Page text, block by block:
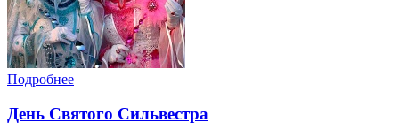
Подробнее
День Святого Сильвестра